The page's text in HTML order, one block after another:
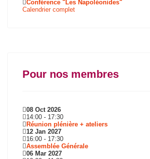
Conférence "Les Napoléonides"
Calendrier complet
Pour nos membres
08 Oct 2026
14:00 - 17:30
Réunion plénière + ateliers
12 Jan 2027
16:00 - 17:30
Assemblée Générale
06 Mar 2027